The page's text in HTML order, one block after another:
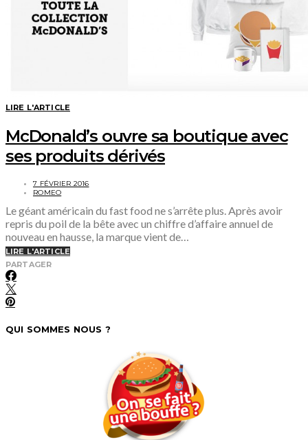
LIRE L'ARTICLE
McDonald’s ouvre sa boutique avec
ses produits dérivés
7 FÉVRIER 2016
ROMEO
Le géant américain du fast food ne s’arrête plus. Après avoir
repris du poil de la bête avec un chiffre d’affaire annuel de
nouveau en hausse, la marque vient de…
LIRE L'ARTICLE
PARTAGER
QUI SOMMES NOUS ?